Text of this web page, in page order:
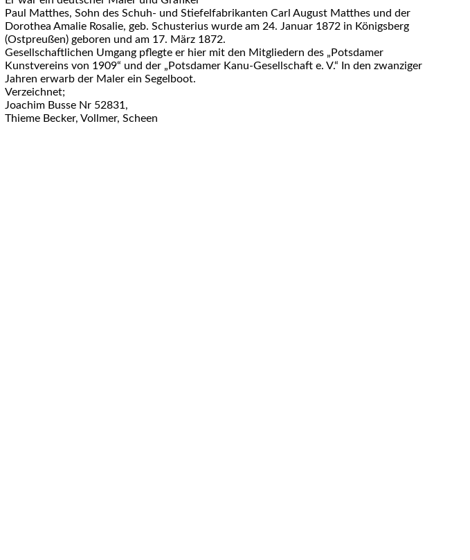
Paul Matthes, Sohn des Schuh- und Stiefelfabrikanten Carl August Matthes und der
Dorothea Amalie Rosalie, geb. Schusterius wurde am 24. Januar 1872 in Königsberg
(Ostpreußen) geboren und am 17. März 1872.
Gesellschaftlichen Umgang pflegte er hier mit den Mitgliedern des „Potsdamer
Kunstvereins von 1909“ und der „Potsdamer Kanu-Gesellschaft e. V.“ In den zwanziger
Jahren erwarb der Maler ein Segelboot.
Verzeichnet;
Joachim Busse Nr 52831,
Thieme Becker, Vollmer, Scheen